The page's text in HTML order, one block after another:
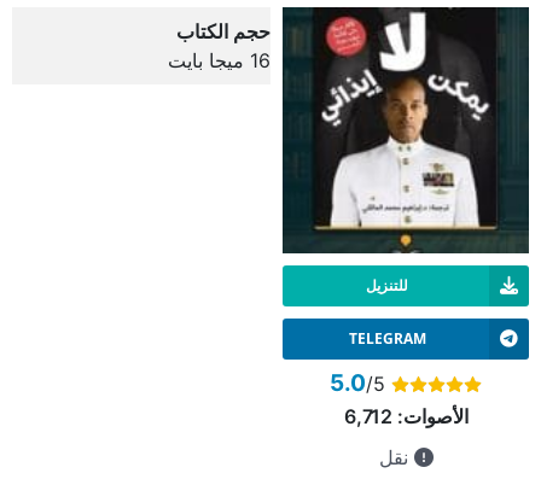
للتنزيل
TELEGRAM
5.0/5
الأصوات: 6,712
نقل
حجم الكتاب
16 ميجا بايت